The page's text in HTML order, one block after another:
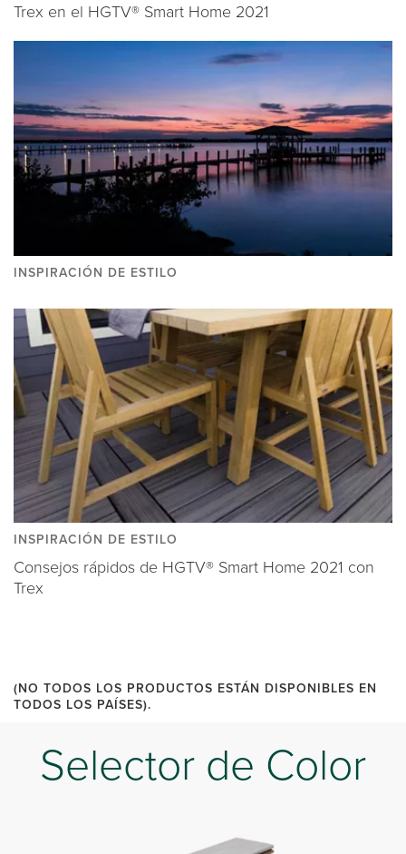
Trex en el HGTV® Smart Home 2021
INSPIRACIÓN DE ESTILO
INSPIRACIÓN DE ESTILO
Consejos rápidos de HGTV® Smart Home 2021 con
Trex
(NO TODOS LOS PRODUCTOS ESTÁN DISPONIBLES EN
TODOS LOS PAÍSES).
Selector de Color